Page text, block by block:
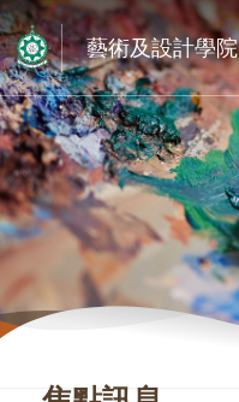
藝術及設計學院